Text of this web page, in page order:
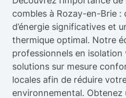
combles à Rozay-en-Brie :
d’énergie significatives et
thermique optimal. Notre
professionnels en isolation
solutions sur mesure
locales afin de réduire
environnemental. Obtenez